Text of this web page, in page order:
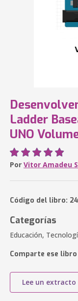
Ladder
UNO
Por Vitor Amadeu
Código del libro:
Categorías
Educación,
Comparte ese libro
Lee un extracto